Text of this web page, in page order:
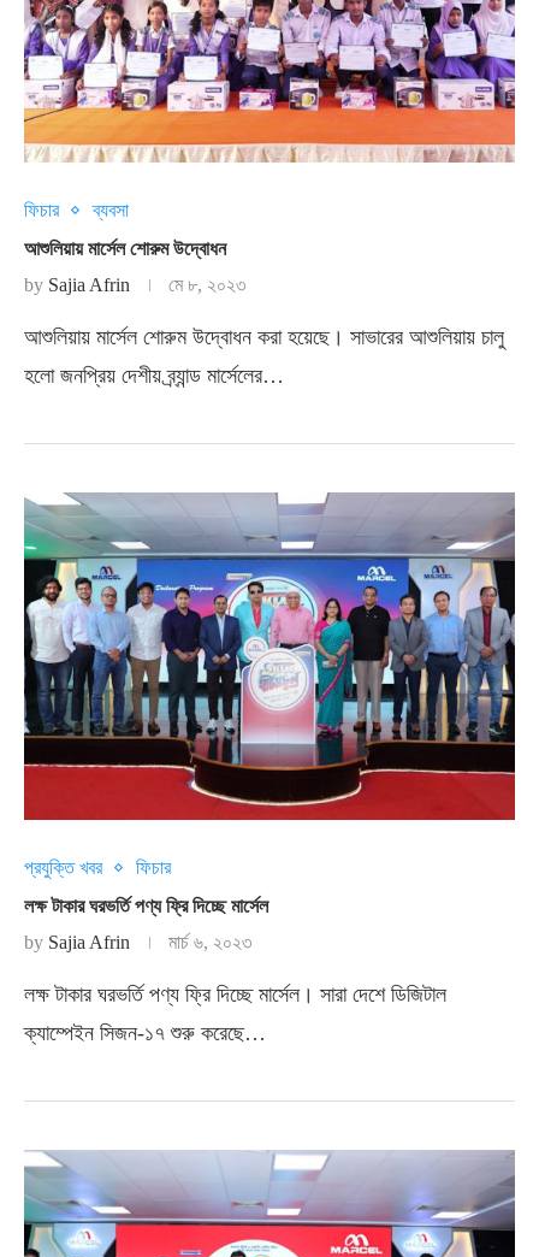
ফিচার
ব্যবসা
আশুলিয়ায় মার্সেল শোরুম উদ্বোধন
by Sajia Afrin মে ৮, ২০২৩
আশুলিয়ায় মার্সেল শোরুম উদ্বোধন করা হয়েছে। সাভারের আশুলিয়ায় চালু
হলো জনপ্রিয় দেশীয় ব্র্যান্ড মার্সেলের…
প্রযুক্তি খবর
ফিচার
লক্ষ টাকার ঘরভর্তি পণ্য ফ্রি দিচ্ছে মার্সেল
by Sajia Afrin মার্চ ৬, ২০২৩
লক্ষ টাকার ঘরভর্তি পণ্য ফ্রি দিচ্ছে মার্সেল। সারা দেশে ডিজিটাল
ক্যাম্পেইন সিজন-১৭ শুরু করেছে…